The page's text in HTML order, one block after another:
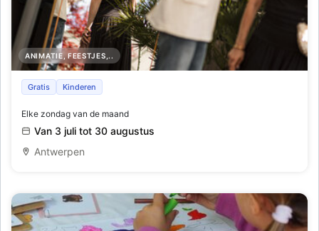
ANIMATIE, FEESTJES,..
Horta x Veuve Clicquot Rooftop Terrace
Gratis Kinderen
Elke zondag van de maand
Van 3 juli tot 30 augustus
Antwerpen